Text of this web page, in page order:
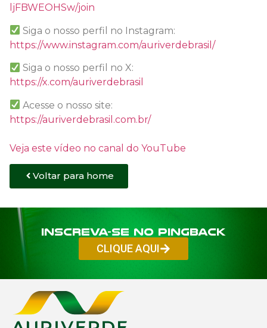
ljFBWEOHSw/join
Siga o nosso perfil no Instagram:
https://www.instagram.com/auriverdebrasil/
Siga o nosso perfil no X:
https://x.com/auriverdebrasil
Acesse o nosso site:
https://auriverdebrasil.com.br/
Veja este vídeo no canal do YouTube
Voltar para home
Inscreva-se no PINGBACK
CLIQUE AQUI